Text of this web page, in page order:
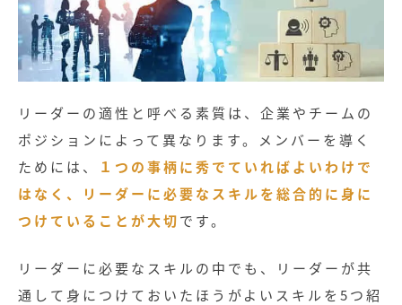
リーダーの適性と呼べる素質は、企業やチームの
ポジションによって異なります。メンバーを導く
ためには、
１つの事柄に秀でていればよいわけで
はなく、リーダーに必要なスキルを総合的に身に
つけていることが大切です。
リーダーに必要なスキルの中でも、リーダーが共
通して身につけておいたほうがよいスキルを5つ紹